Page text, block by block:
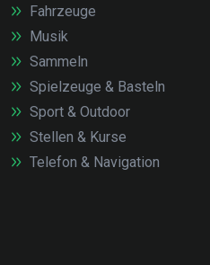
Fahrzeuge
Musik
Sammeln
Spielzeuge & Basteln
Sport & Outdoor
Stellen & Kurse
Telefon & Navigation